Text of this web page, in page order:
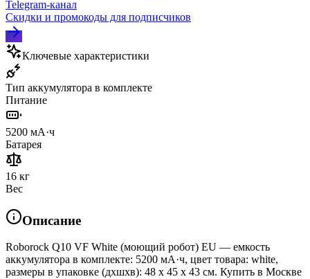
Telegram‑канал
Скидки и промокоды для подписчиков
Ключевые характеристики
Тип аккумулятора в комплекте
Питание
5200 мА·ч
Батарея
16 кг
Вес
Описание
Roborock Q10 VF White (моющий робот) EU — емкость
аккумулятора в комплекте: 5200 мА·ч, цвет товара: white,
размеры в упаковке (дхшхв): 48 x 45 x 43 см. Купить в Москве